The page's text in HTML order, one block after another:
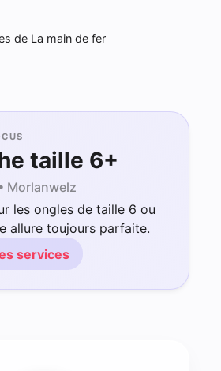
de La main de fer
taille 6+
• Morlanwelz
les ongles de taille 6 ou
allure toujours parfaite.
services